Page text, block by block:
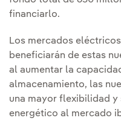
financiarlo.
Los mercados
beneficiarán de estas
al aumentar la
almacenamiento, las
una mayor flexibilidad y
energético al mercado